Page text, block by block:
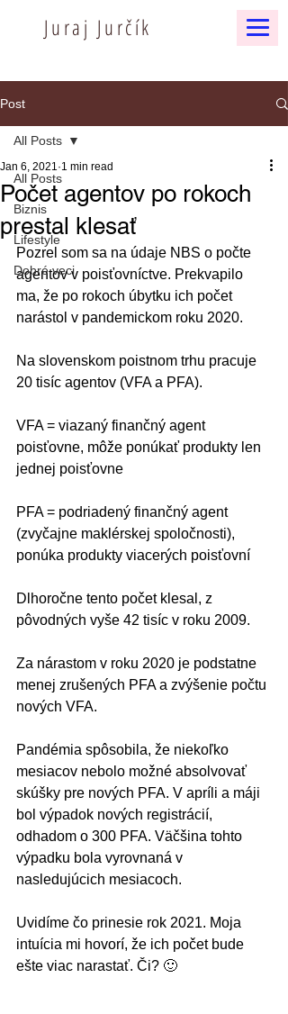
Juraj Jurčík
Post
All Posts
Biznis
Lifestyle
Dobré veci
All Posts
Počet agentov po rokoch
prestal klesať
Jan 6, 2021 1 min read
Pozrel som sa na údaje NBS o počte
agentov v poisťovníctve. Prekvapilo
ma, že po rokoch úbytku ich počet
narástol v pandemickom roku 2020.
Na slovenskom poistnom trhu pracuje
20 tisíc agentov (VFA a PFA).
VFA = viazaný finančný agent
poisťovne, môže ponúkať produkty len
jednej poisťovne
PFA = podriadený finančný agent
(zvyčajne maklérskej spoločnosti),
ponúka produkty viacerých poisťovní
Dlhoročne tento počet klesal, z
pôvodných vyše 42 tisíc v roku 2009.
Za nárastom v roku 2020 je podstatne
menej zrušených PFA a zvýšenie počtu
nových VFA.
Pandémia spôsobila, že niekoľko
mesiacov nebolo možné absolvovať
skúšky pre nových PFA. V apríli a máji
bol výpadok nových registrácií,
odhadom o 300 PFA. Väčšina tohto
výpadku bola vyrovnaná v
nasledujúcich mesiacoch.
Uvidíme čo prinesie rok 2021. Moja
intuícia mi hovorí, že ich počet bude
ešte viac narastať. Či? 🙂